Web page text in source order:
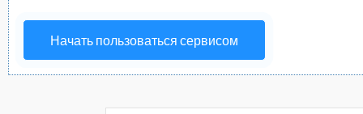
Начать пользоваться сервисом